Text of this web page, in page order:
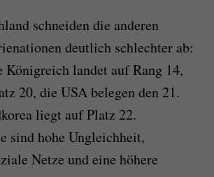
schneiden die anderen
deutlich schlechter ab:
Königreich landet auf Rang 14,
20, die USA belegen den 21.
liegt auf Platz 22.
sind hohe Ungleichheit,
Netze und eine höhere